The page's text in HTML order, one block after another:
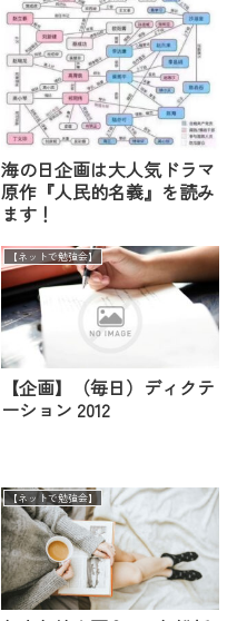
海の日企画は大人気ドラマ
原作『人民的名義』を読み
ます！
【ネットで勉強会】
【企画】（毎日）ディクテ
ーション 2012
【ネットで勉強会】